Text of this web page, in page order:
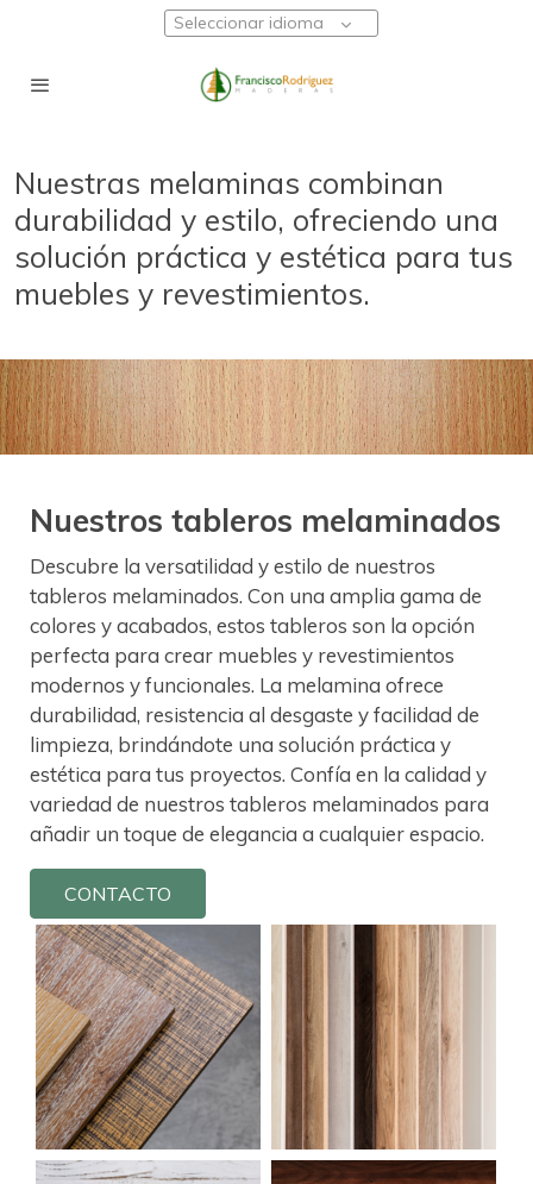
Seleccionar idioma
Nuestras melaminas combinan
durabilidad y estilo, ofreciendo una
solución práctica y estética para tus
muebles y revestimientos.
Nuestros tableros melaminados
Descubre la versatilidad y estilo de nuestros
tableros melaminados. Con una amplia gama de
colores y acabados, estos tableros son la opción
perfecta para crear muebles y revestimientos
modernos y funcionales. La melamina ofrece
durabilidad, resistencia al desgaste y facilidad de
limpieza, brindándote una solución práctica y
estética para tus proyectos. Confía en la calidad y
variedad de nuestros tableros melaminados para
añadir un toque de elegancia a cualquier espacio.
CONTACTO